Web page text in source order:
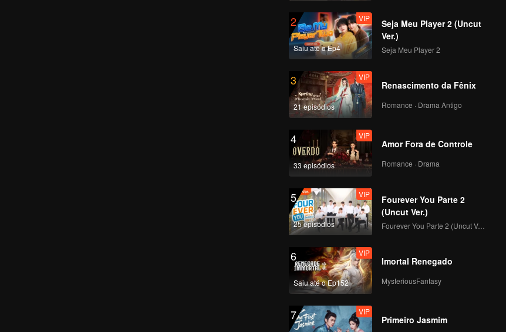
2
Saiu até o Ep4
VIP
Seja Meu Player 2 (Uncut
Ver.)
Seja Meu Player 2
3
21 episódios
VIP
Renascimento da Fênix
Romance · Drama Antigo
4
33 episódios
VIP
Amor Fora de Controle
Romance · Drama
5
25 episódios
VIP
Fourever You Parte 2
(Uncut Ver.)
Fourever You Parte 2 (Uncut Ver.)
6
Saiu até o Ep152
VIP
Imortal Renegado
MysteriousFantasy
7 VIP
Primeiro Jasmim